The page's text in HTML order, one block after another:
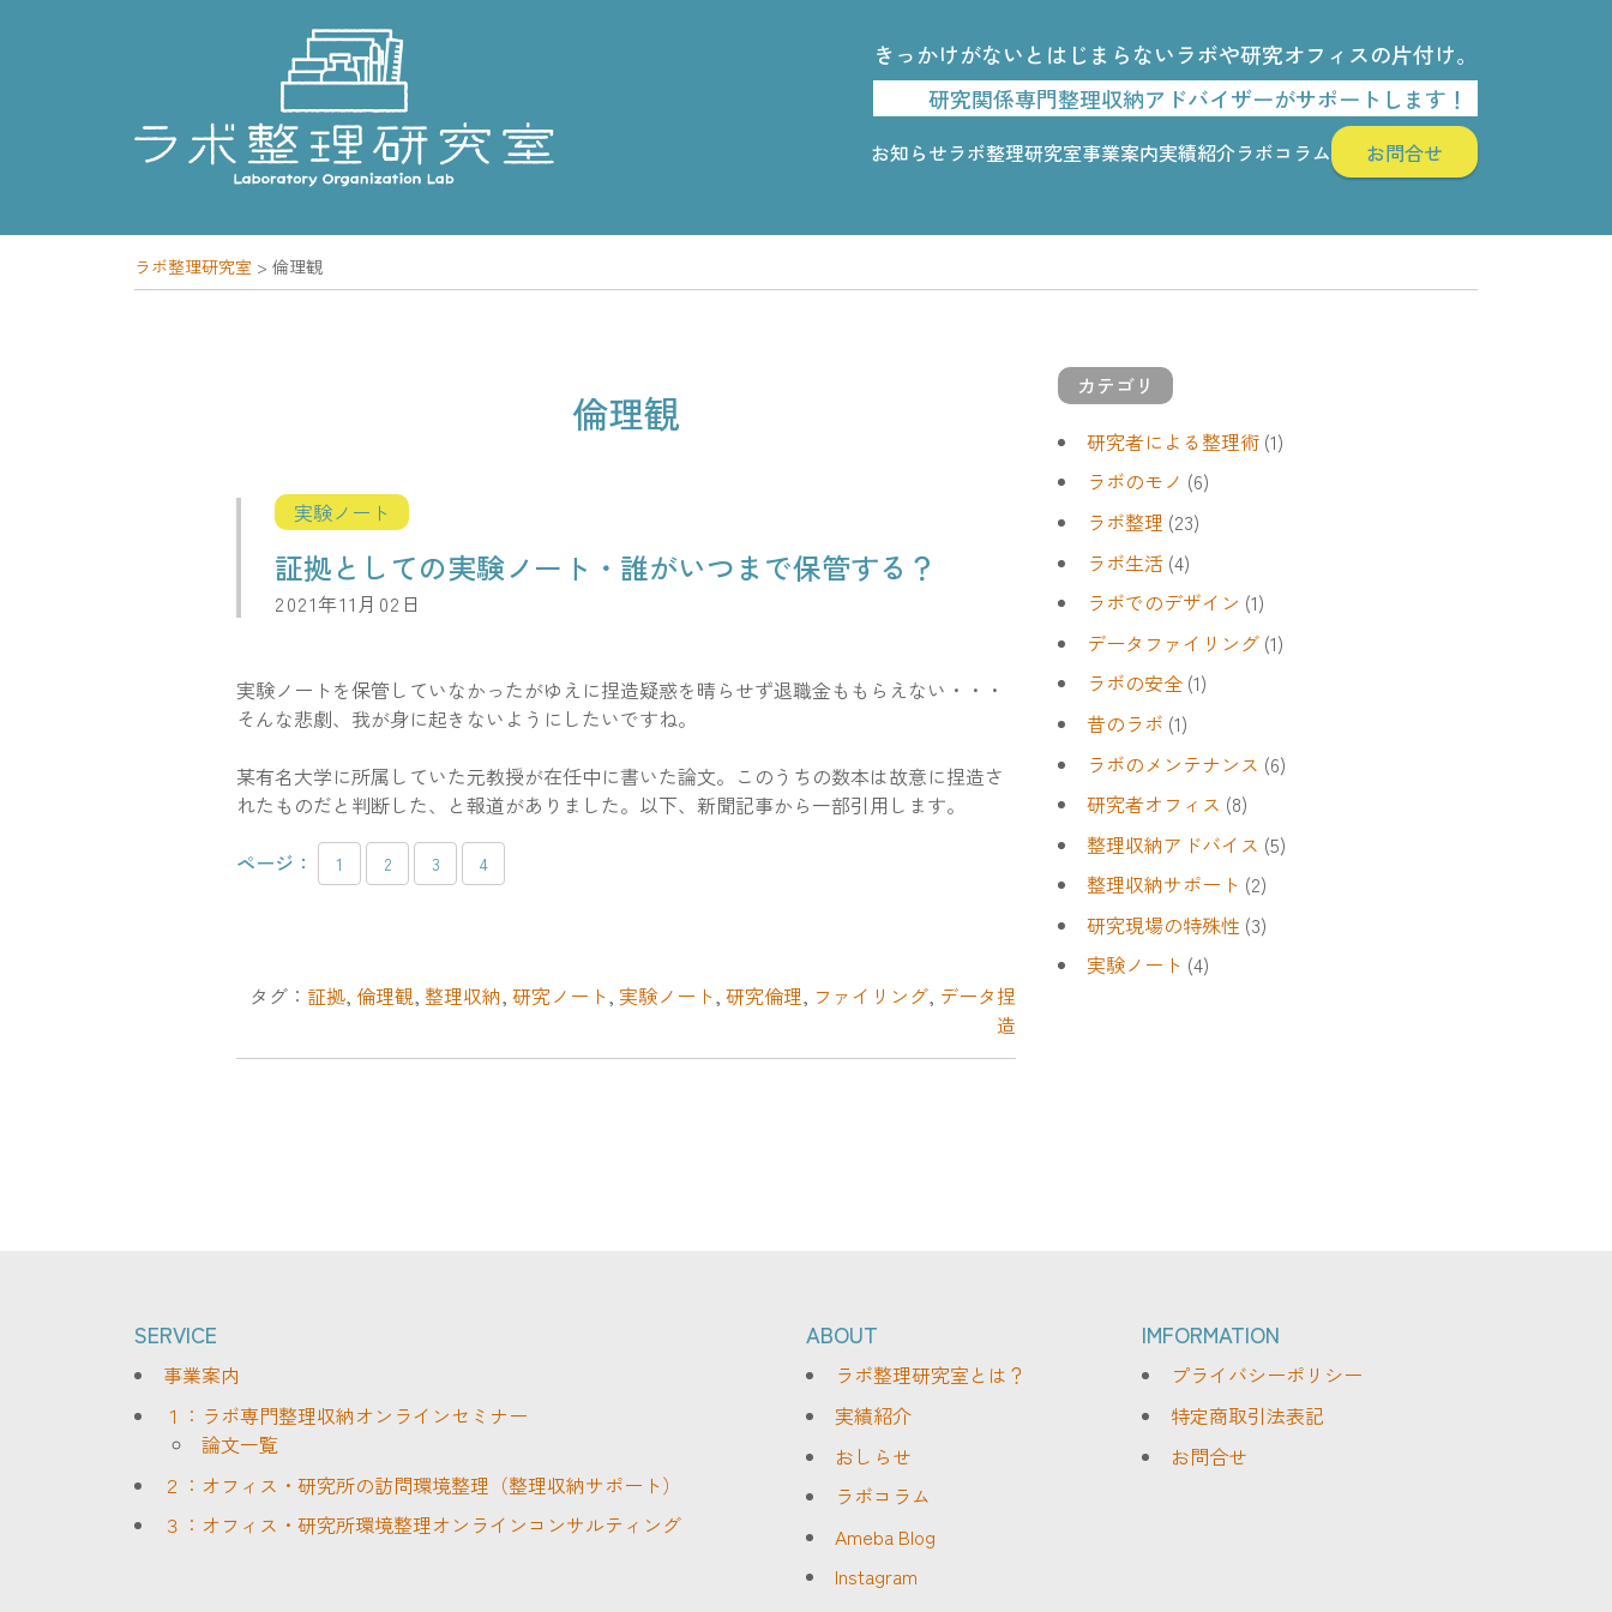
きっかけがないとはじまらないラボや研究オフィスの片付け。
研究関係専門整理収納アドバイザーがサポートします！
お知らせラボ整理研究室事業案内実績紹介ラボコラム お問合せ
ラボ整理研究室 > 倫理観
倫理観
実験ノート
証拠としての実験ノート・誰がいつまで保管する？
2021年11月02日
実験ノートを保管していなかったがゆえに捏造疑惑を晴らせず退職金ももらえない・・・
そんな悲劇、我が身に起きないようにしたいですね。
某有名大学に所属していた元教授が在任中に書いた論文。このうちの数本は故意に捏造さ
れたものだと判断した、と報道がありました。以下、新聞記事から一部引用します。
ページ：
1 2 3 4
タグ： 証拠, 倫理観, 整理収納, 研究ノート, 実験ノート, 研究倫理, ファイリング, データ捏
造
カテゴリ
研究者による整理術(1)
ラボのモノ (6)
ラボ整理 (23)
ラボ生活(4)
ラボでのデザイン (1)
データファイリング(1)
ラボの安全(1)
昔のラボ (1)
ラボのメンテナンス (6)
研究者オフィス (8)
整理収納アドバイス (5)
整理収納サポート (2)
研究現場の特殊性 (3)
実験ノート (4)
SERVICE
事業案内
１：ラボ専門整理収納オンラインセミナー
論文一覧
２：オフィス・研究所の訪問環境整理（整理収納サポート）
３：オフィス・研究所環境整理オンラインコンサルティング
ABOUT
ラボ整理研究室とは？
実績紹介
おしらせ
ラボコラム
Ameba Blog
Instagram
IMFORMATION
プライバシーポリシー
特定商取引法表記
お問合せ